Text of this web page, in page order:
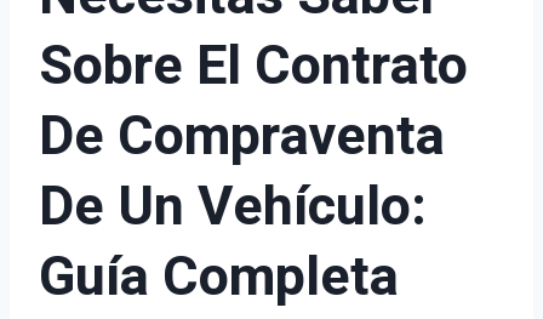
Sobre El Contrato
De Compraventa
De Un Vehículo:
Guía Completa